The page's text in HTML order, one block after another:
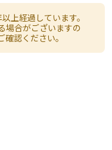
上経過しています。
場合がございますの
認ください。